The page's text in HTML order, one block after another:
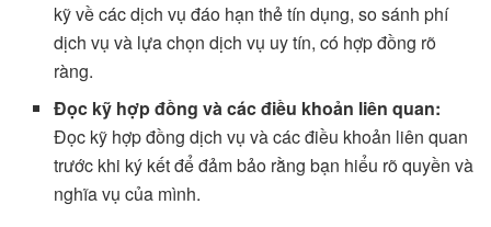
kỹ về các dịch vụ đáo hạn thẻ tín dụng, so sánh phí
dịch vụ và lựa chọn dịch vụ uy tín, có hợp đồng rõ
ràng.
Đọc kỹ hợp đồng và các điều khoản liên quan:
Đọc kỹ hợp đồng dịch vụ và các điều khoản liên quan
trước khi ký kết để đảm bảo rằng bạn hiểu rõ quyền và
nghĩa vụ của mình.